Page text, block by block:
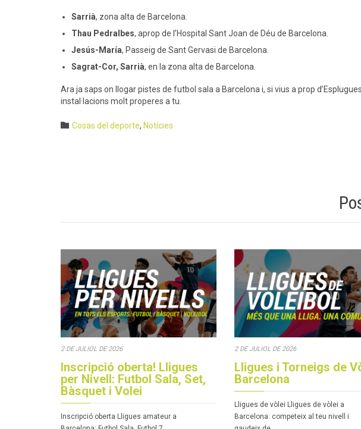
Sarrià, zona alta de Barcelona.
Thau Pedralbes, aprop de l’Hospital Sant Joan de Déu de Barcelona.
Jesús-María, Passeig de Sant Gervasi de Barcelona.
Sagrat-Cor, Sarrià, en la zona alta de Barcelona.
Ara ja saps on llogar pistes de futbol sala a Barcelona i, si vius a prop
instal·lacions molt properes a tu.
 Category
Cosas del deporte, Notícies
2 DE JULIOL DE 2026
Inscripció oberta! Lligues
per Nivell: Futbol Sala, Set,
Bàsquet i Volei
Inscripció oberta Lligues amateur a
2 DE JULIOL DE 2026
Lligues i Torneigs de
Barcelona
Lligues de vòlei Lligues de vòlei a
Barcelona: competeix al teu nivell i